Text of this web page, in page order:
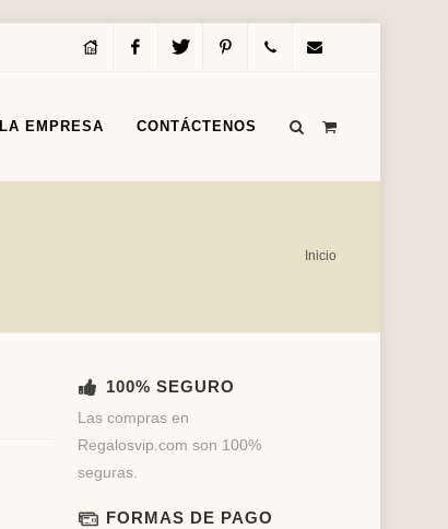
4312-
LA EMPRESA CONTÁCTENOS
Inicio
100% SEGURO
Las compras en
Regalosvip.com son 100%
seguras.
FORMAS DE PAGO